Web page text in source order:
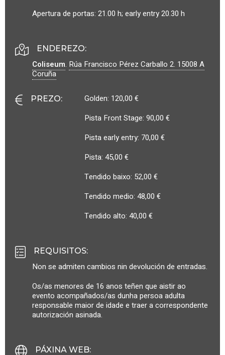
Apertura de portas: 21.00 h; early entry 20.30 h
ENDEREZO:
Coliseum. Rúa Francisco Pérez Carballo 2. 15008 A
Coruña
PREZO:
Golden: 120,00 €
Pista Front Stage: 90,00 €
Pista early entry: 70,00 €
Pista: 45,00 €
Tendido baixo: 52,00 €
Tendido medio: 48,00 €
Tendido alto: 40,00 €
REQUISITOS:
Non se admiten cambios nin devolución de entradas.
Os/as menores de 16 anos teñen que aistir ao
evento acompañados/as dunha persoa adulta
responsable maior de idade e traer a correspondente
autorización asinada.
PÁXINA WEB: